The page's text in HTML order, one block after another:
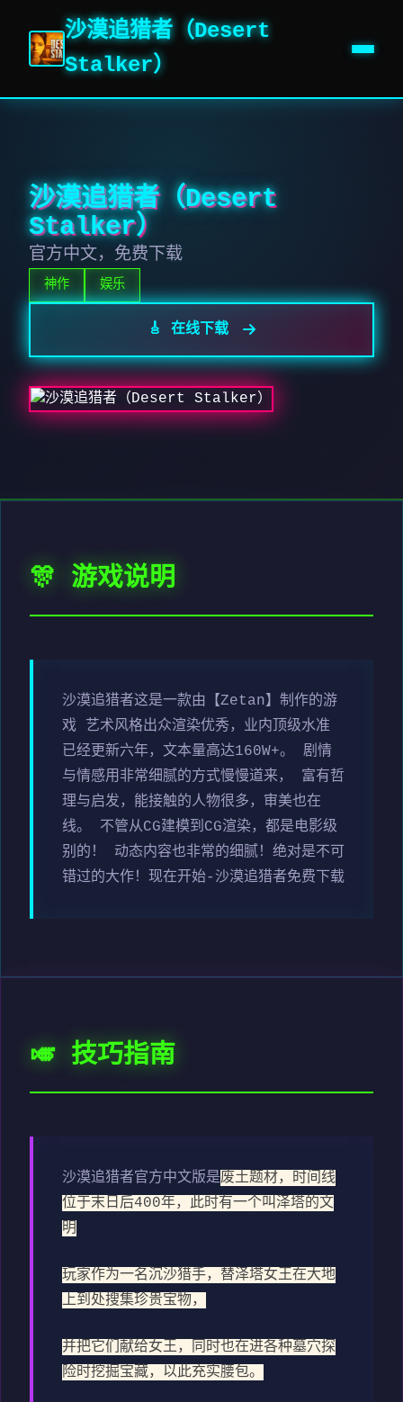
沙漠追猎者（Desert
Stalker）
沙漠追猎者（Desert
Stalker）
官方中文，免费下载
神作 娱乐
🎸 在线下载
🎊 游戏说明
沙漠追猎者这是一款由【Zetan】制作的游
戏 艺术风格出众渲染优秀，业内顶级水准
已经更新六年，文本量高达160W+。 剧情
与情感用非常细腻的方式慢慢道来， 富有哲
理与启发，能接触的人物很多，审美也在
线。 不管从CG建模到CG渲染，都是电影级
别的！ 动态内容也非常的细腻！绝对是不可
错过的大作！现在开始-沙漠追猎者免费下载
🎺 技巧指南
沙漠追猎者官方中文版是废土题材，时间线
位于末日后400年，此时有一个叫泽塔的文
明
玩家作为一名沉沙猎手，替泽塔女王在大地
上到处搜集珍贵宝物，
并把它们献给女王，同时也在进各种墓穴探
险时挖掘宝藏，以此充实腰包。